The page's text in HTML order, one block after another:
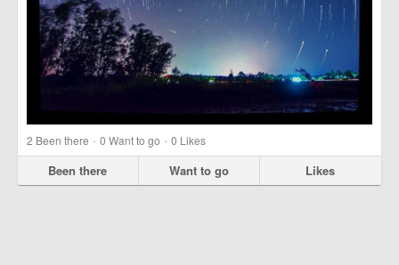
2 Been there · 0 Want to go · 0 Likes
Been there Want to go Likes